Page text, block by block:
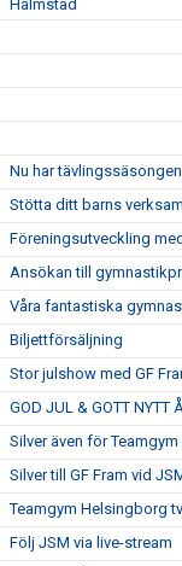
Halmstad
Nu har
Stötta ditt barns
Föreningsutveckling
Ansökan till
Våra fantastiska
Biljettförsäljning
Stor julshow med GF
GOD JUL & GOTT NYTT
Silver även för
Silver till GF Fram vid
Teamgym Helsingborg
Följ JSM via live-stream